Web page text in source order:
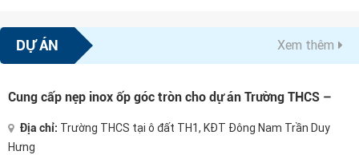
như: Nẹp inox chữ T, Nẹp inox Chữ Nẹp
nhu cầu mở rộng thị trường toàn quốc
Chúng tôi tuyển đại lý nhà phân phối nẹp
inox với nhiều ưu dãi và Chiết khấu cao.
DỰ ÁN Xem thêm
Cung cấp nẹp inox ốp góc tròn cho dự án Trường THCS –
Địa chỉ: Trường THCS tại ô đất TH1, KĐT Đông Nam Trần Duy
Hưng